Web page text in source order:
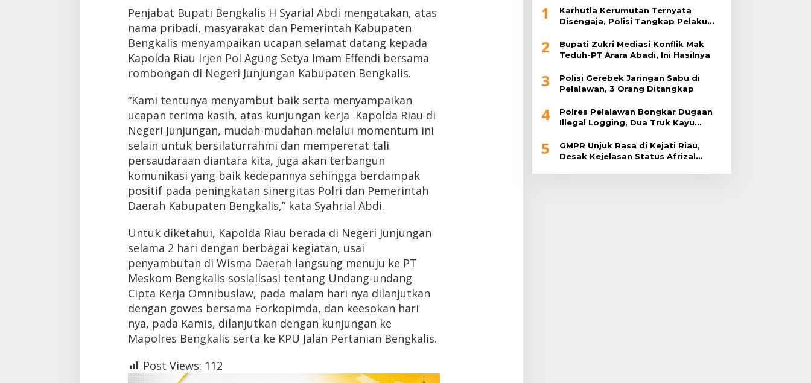
Penjabat Bupati Bengkalis H Syarial Abdi mengatakan, atas
nama pribadi, masyarakat dan Pemerintah Kabupaten
Bengkalis menyampaikan ucapan selamat datang kepada
Kapolda Riau Irjen Pol Agung Setya Imam Effendi bersama
rombongan di Negeri Junjungan Kabupaten Bengkalis.
“Kami tentunya menyambut baik serta menyampaikan
ucapan terima kasih, atas kunjungan kerja Kapolda Riau di
Negeri Junjungan, mudah-mudahan melalui momentum ini
selain untuk bersilaturrahmi dan mempererat tali
persaudaraan diantara kita, juga akan terbangun
komunikasi yang baik kedepannya sehingga berdampak
positif pada peningkatan sinergitas Polri dan Pemerintah
Daerah Kabupaten Bengkalis,” kata Syahrial Abdi.
Untuk diketahui, Kapolda Riau berada di Negeri Junjungan
selama 2 hari dengan berbagai kegiatan, usai
penyambutan di Wisma Daerah langsung menuju ke PT
Meskom Bengkalis sosialisasi tentang Undang-undang
Cipta Kerja Omnibuslaw, pada malam hari nya dilanjutkan
dengan gowes bersama Forkopimda, dan keesokan hari
nya, pada Kamis, dilanjutkan dengan kunjungan ke
Mapolres Bengkalis serta ke KPU Jalan Pertanian Bengkalis.
Post Views: 112
1
Karhutla Kerumutan Ternyata
Disengaja, Polisi Tangkap Pelaku
2
Bupati Zukri Mediasi Konflik Mak
Teduh-PT Arara Abadi, Ini Hasilnya
3
Polisi Gerebek Jaringan Sabu di
Pelalawan, 3 Orang Ditangkap
4
Polres Pelalawan Bongkar Dugaan
Illegal Logging, Dua Truk Kayu
5
GMPR Unjuk Rasa di Kejati Riau,
Desak Kejelasan Status Afrizal